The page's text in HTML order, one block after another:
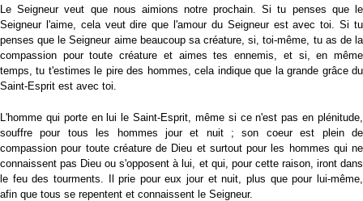
Le Seigneur veut que nous aimions notre prochain. Si tu penses que le
Seigneur l'aime, cela veut dire que l'amour du Seigneur est avec toi. Si tu
penses que le Seigneur aime beaucoup sa créature, si, toi-même, tu as de la
compassion pour toute créature et aimes tes ennemis, et si, en même
temps, tu t'estimes le pire des hommes, cela indique que la grande grâce du
Saint-Esprit est avec toi.
L'homme qui porte en lui le Saint-Esprit, même si ce n'est pas en plénitude,
souffre pour tous les hommes jour et nuit ; son coeur est plein de
compassion pour toute créature de Dieu et surtout pour les hommes qui ne
connaissent pas Dieu ou s'opposent à lui, et qui, pour cette raison, iront dans
le feu des tourments. Il prie pour eux jour et nuit, plus que pour lui-même,
afin que tous se repentent et connaissent le Seigneur.